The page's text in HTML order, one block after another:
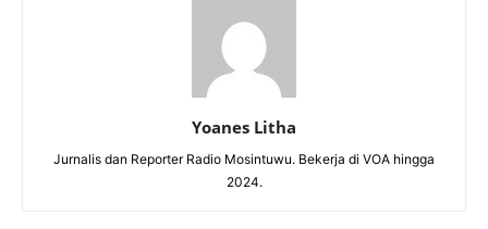
Yoanes Litha
Jurnalis dan Reporter Radio Mosintuwu. Bekerja di VOA hingga
2024.